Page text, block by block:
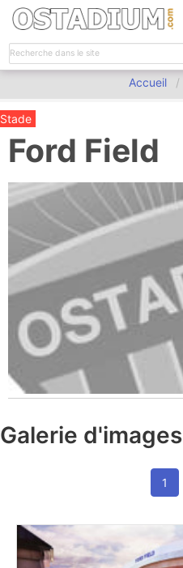
Accueil
Stade
Ford Field
Galerie d'images
1